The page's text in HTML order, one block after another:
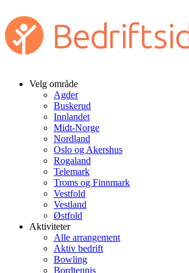
Velg område
Agder
Buskerud
Innlandet
Midt-Norge
Nordland
Oslo og Akershus
Rogaland
Telemark
Troms og Finnmark
Vestfold
Vestland
Østfold
Aktiviteter
Alle arrangement
Aktiv bedrift
Bowling
Bordtennis